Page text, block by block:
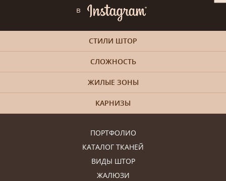
в
ПОРТФОЛИО
КАТАЛОГ ТКАНЕЙ
ВИДЫ ШТОР
ЖАЛЮЗИ
СТИЛИ ШТОР
СЛОЖНОСТЬ
ЖИЛЫЕ ЗОНЫ
КАРНИЗЫ